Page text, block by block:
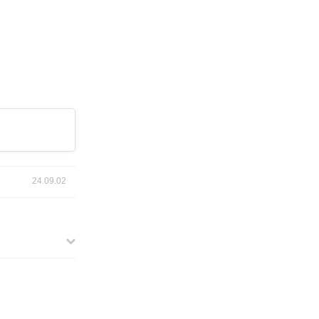
24.09.02